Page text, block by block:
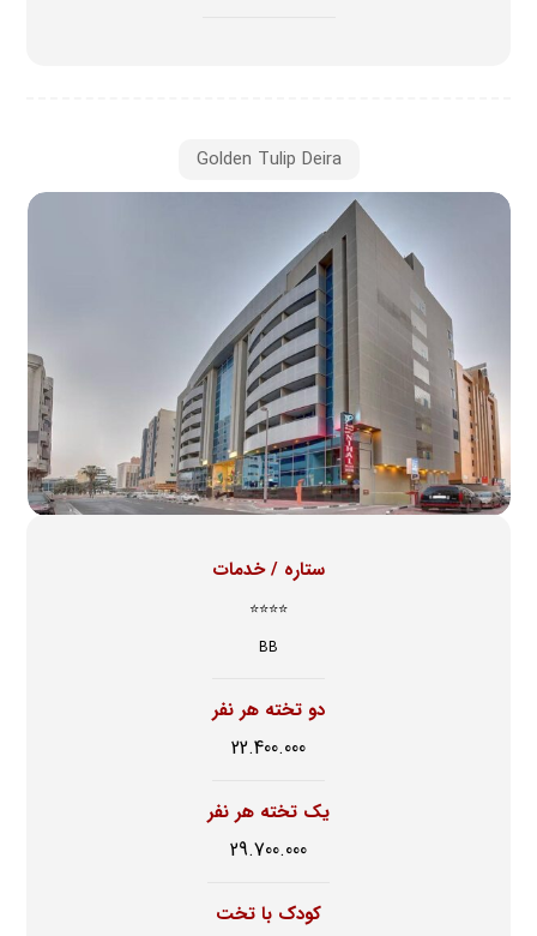
Golden Tulip Deira
ستاره / خدمات
⭐⭐⭐⭐
BB
دو تخته هر نفر
22.400.000
یک تخته هر نفر
29.700.000
کودک با تخت